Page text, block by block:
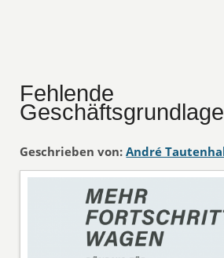
Fehlende
Geschäftsgrundlage
Geschrieben von: André